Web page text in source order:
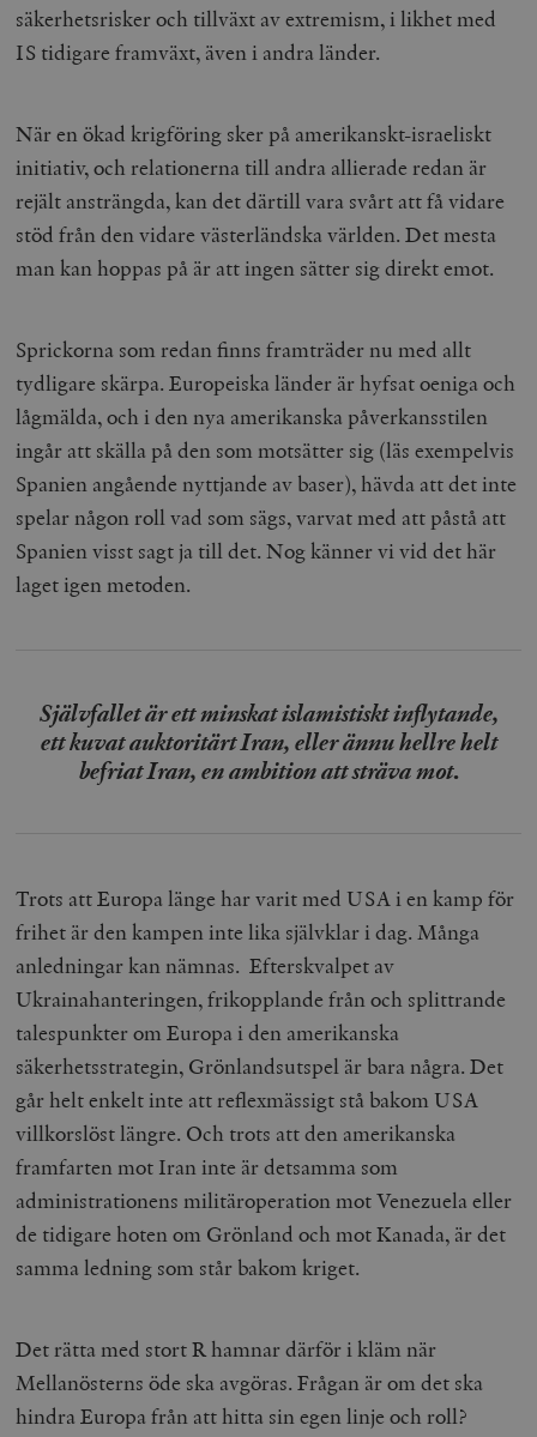
säkerhetsrisker och tillväxt av extremism, i likhet med
IS tidigare framväxt, även i andra länder.
När en ökad krigföring sker på amerikanskt-israeliskt
initiativ, och relationerna till andra allierade redan är
rejält ansträngda, kan det därtill vara svårt att få vidare
stöd från den vidare västerländska världen. Det mesta
man kan hoppas på är att ingen sätter sig direkt emot.
Sprickorna som redan finns framträder nu med allt
tydligare skärpa. Europeiska länder är hyfsat oeniga och
lågmälda, och i den nya amerikanska påverkansstilen
ingår att skälla på den som motsätter sig (läs exempelvis
Spanien angående nyttjande av baser), hävda att det inte
spelar någon roll vad som sägs, varvat med att påstå att
Spanien visst sagt ja till det. Nog känner vi vid det här
laget igen metoden.
Självfallet är ett minskat islamistiskt inflytande,
ett kuvat auktoritärt Iran, eller ännu hellre helt
befriat Iran, en ambition att sträva mot.
Trots att Europa länge har varit med USA i en kamp för
frihet är den kampen inte lika självklar i dag. Många
anledningar kan nämnas. Efterskvalpet av
Ukrainahanteringen, frikopplande från och splittrande
talespunkter om Europa i den amerikanska
säkerhetsstrategin, Grönlandsutspel är bara några. Det
går helt enkelt inte att reflexmässigt stå bakom USA
villkorslöst längre. Och trots att den amerikanska
framfarten mot Iran inte är detsamma som
administrationens militäroperation mot Venezuela eller
de tidigare hoten om Grönland och mot Kanada, är det
samma ledning som står bakom kriget.
Det rätta med stort R hamnar därför i kläm när
Mellanösterns öde ska avgöras. Frågan är om det ska
hindra Europa från att hitta sin egen linje och roll?